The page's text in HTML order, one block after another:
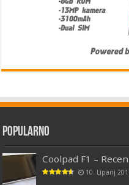
Popularno
Coolpad F1 –
10. Lipanj